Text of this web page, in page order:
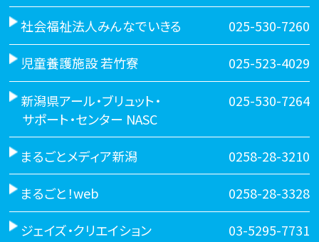
社会福祉法人みんなでいきる 025-530-7260
児童養護施設 若竹寮 025-523-4029
新潟県アール・ブリュット・
サポート・センター NASC
025-530-7264
まるごとメディア新潟 0258-28-3210
まるごと！web 0258-28-3328
ジェイズ・クリエイション 03-5295-7731